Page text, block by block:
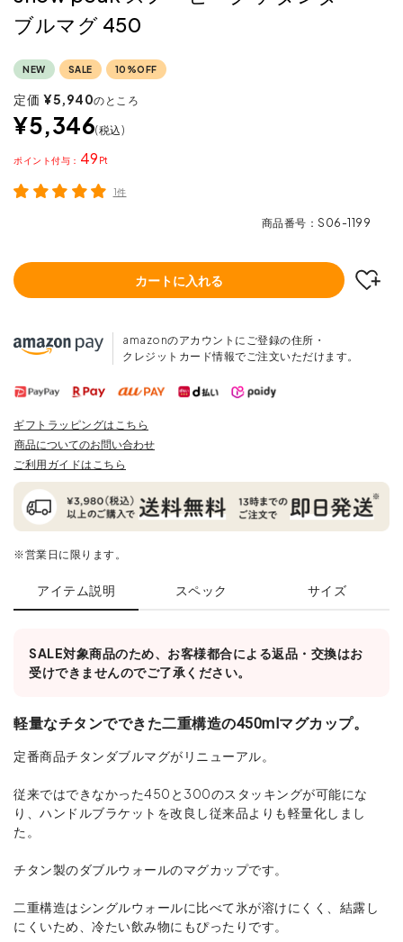
ブルマグ 450
NEW SALE 10%OFF
定価 ¥5,940のところ
¥5,346 税込
49
ポイント
1件
商品番号 S06-1199
カートに入れる
amazonのアカウントにご登録の住所・
クレジットカード情報でご注文いただけます。
ギフトラッピングはこちら
商品についてのお問い合わせ
ご利用ガイドはこちら
※営業日に限ります。
アイテム説明 スペック サイズ
SALE対象商品のため、お客様都合による返品・交換はお
受けできませんのでご了承ください。
軽量なチタンでできた二重構造の450mlマグカップ。
定番商品チタンダブルマグがリニューアル。
従来ではできなかった450と300のスタッキングが可能にな
り、ハンドルブラケットを改良し従来品よりも軽量化しまし
た。
チタン製のダブルウォールのマグカップです。
二重構造はシングルウォールに比べて氷が溶けにくく、結露し
にくいため、冷たい飲み物にもぴったりです。